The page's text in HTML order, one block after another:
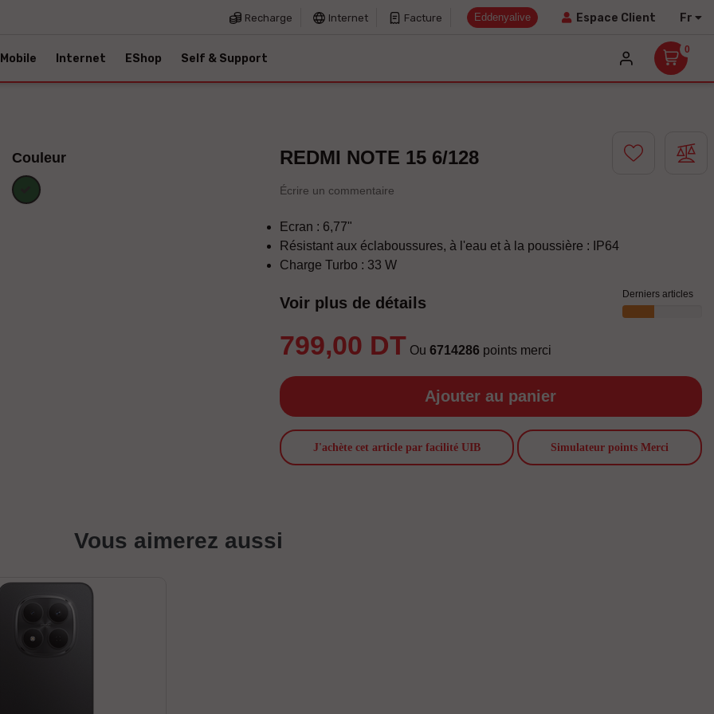
Recharge Internet Facture Eddenyalive Espace Client Fr
Mobile Internet EShop Self & Support
0
Couleur
Vert
REDMI NOTE 15 6/128
Écrire un commentaire
Ecran : 6,77"
Résistant aux éclaboussures, à l'eau et à la poussière : IP64
Charge Turbo : 33 W
Voir plus de détails
799,00 DT Ou 6714286 points merci
Derniers articles
Ajouter au panier
J'achète cet article par facilité UIB Simulateur points Merci
Vous aimerez aussi